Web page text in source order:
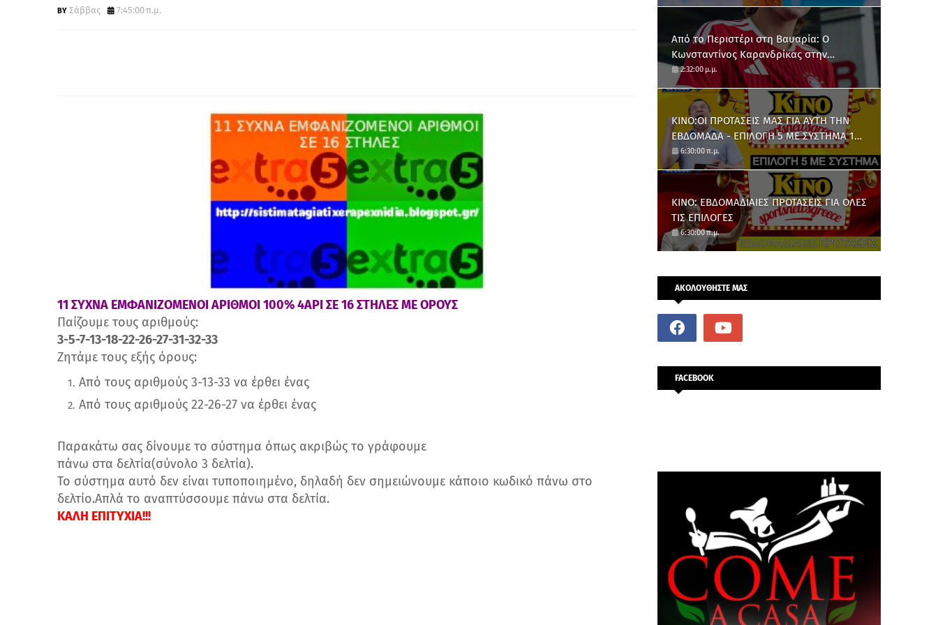
Σάββας 7:45:00 π.μ.
11 ΣΥΧΝΑ ΕΜΦΑΝΙΖΟΜΕΝΟΙ ΑΡΙΘΜΟΙ 100% 4ΑΡΙ ΣΕ 16 ΣΤΗΛΕΣ ΜΕ ΟΡΟΥΣ
Παίζουμε τους αριθμούς:
3-5-7-13-18-22-26-27-31-32-33
Ζητάμε τους εξής όρους:
Από τους αριθμούς 3-13-33 να έρθει ένας
Από τους αριθμούς 22-26-27 να έρθει ένας
Παρακάτω σας δίνουμε το σύστημα όπως ακριβώς το γράφουμε
πάνω στα δελτία(σύνολο 3 δελτία).
Το σύστημα αυτό δεν είναι τυποποιημένο, δηλαδή δεν σημειώνουμε κάποιο κωδικό πάνω στο
δελτίο.Απλά το αναπτύσσουμε πάνω στα δελτία.
ΚΑΛΗ ΕΠΙΤΥΧΙΑ!!!
Από το Περιστέρι στη Βαυαρία: O
Κωνσταντίνος Καρανδρίκας στην
Μπάγερν Μονάχου
2:32:00 μ.μ.
ΚΙΝΟ:ΟΙ ΠΡΟΤΑΣΕΙΣ ΜΑΣ ΓΙΑ ΑΥΤΗ ΤΗΝ
ΕΒΔΟΜΑΔΑ - ΕΠΙΛΟΓΗ 5 ΜΕ ΣΥΣΤΗΜΑ 10
ΑΡΙΘΜΩΝ
6:30:00 π.μ.
ΚΙΝΟ: ΕΒΔΟΜΑΔΙΑΙΕΣ ΠΡΟΤΑΣΕΙΣ ΓΙΑ ΟΛΕΣ
ΤΙΣ ΕΠΙΛΟΓΕΣ
6:30:00 π.μ.
ΑΚΟΛΟΥΘΗΣΤΕ ΜΑΣ
FACEBOOK